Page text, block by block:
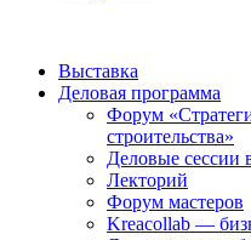
Выставка
Деловая программа
Форум
строительства»
Деловые сессии
Лекторий
Форум мастеров
Kreacollab —